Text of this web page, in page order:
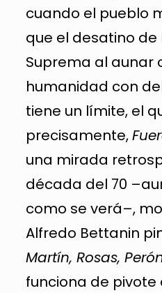
cuando el pueblo
que el desatino de
Suprema al aunar
humanidad con
tiene un límite, el
precisamente,
una mirada
década del 70
como se verá–,
Alfredo Bettanin
Martín, Rosas,
funciona de pivote